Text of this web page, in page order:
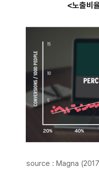
<노출비
source : Magna